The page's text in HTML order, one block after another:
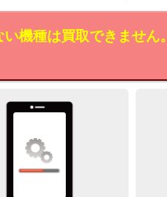
機種は買取できません。